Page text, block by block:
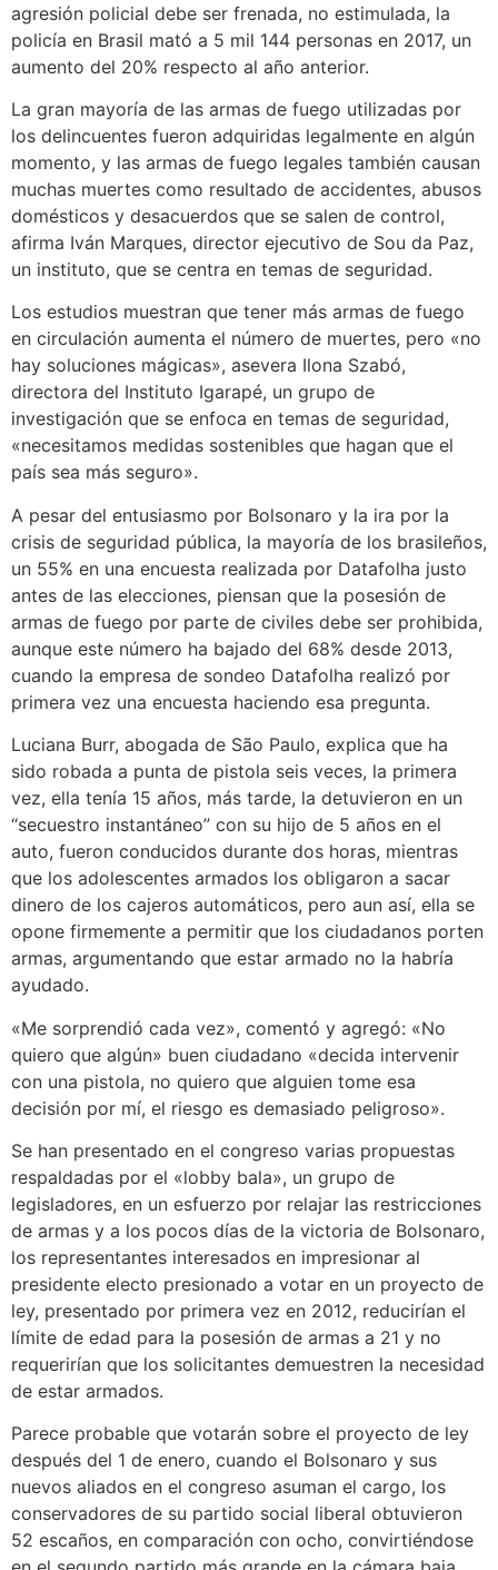
agresión policial debe ser frenada, no estimulada, la
policía en Brasil mató a 5 mil 144 personas en 2017, un
aumento del 20% respecto al año anterior.
La gran mayoría de las armas de fuego utilizadas por
los delincuentes fueron adquiridas legalmente en algún
momento, y las armas de fuego legales también causan
muchas muertes como resultado de accidentes, abusos
domésticos y desacuerdos que se salen de control,
afirma Iván Marques, director ejecutivo de Sou da Paz,
un instituto, que se centra en temas de seguridad.
Los estudios muestran que tener más armas de fuego
en circulación aumenta el número de muertes, pero «no
hay soluciones mágicas», asevera Ilona Szabó,
directora del Instituto Igarapé, un grupo de
investigación que se enfoca en temas de seguridad,
«necesitamos medidas sostenibles que hagan que el
país sea más seguro».
A pesar del entusiasmo por Bolsonaro y la ira por la
crisis de seguridad pública, la mayoría de los brasileños,
un 55% en una encuesta realizada por Datafolha justo
antes de las elecciones, piensan que la posesión de
armas de fuego por parte de civiles debe ser prohibida,
aunque este número ha bajado del 68% desde 2013,
cuando la empresa de sondeo Datafolha realizó por
primera vez una encuesta haciendo esa pregunta.
Luciana Burr, abogada de São Paulo, explica que ha
sido robada a punta de pistola seis veces, la primera
vez, ella tenía 15 años, más tarde, la detuvieron en un
“secuestro instantáneo” con su hijo de 5 años en el
auto, fueron conducidos durante dos horas, mientras
que los adolescentes armados los obligaron a sacar
dinero de los cajeros automáticos, pero aun así, ella se
opone firmemente a permitir que los ciudadanos porten
armas, argumentando que estar armado no la habría
ayudado.
«Me sorprendió cada vez», comentó y agregó: «No
quiero que algún» buen ciudadano «decida intervenir
con una pistola, no quiero que alguien tome esa
decisión por mí, el riesgo es demasiado peligroso».
Se han presentado en el congreso varias propuestas
respaldadas por el «lobby bala», un grupo de
legisladores, en un esfuerzo por relajar las restricciones
de armas y a los pocos días de la victoria de Bolsonaro,
los representantes interesados ​​en impresionar al
presidente electo presionado a votar en un proyecto de
ley, presentado por primera vez en 2012, reducirían el
límite de edad para la posesión de armas a 21 y no
requerirían que los solicitantes demuestren la necesidad
de estar armados.
Parece probable que votarán sobre el proyecto de ley
después del 1 de enero, cuando el Bolsonaro y sus
nuevos aliados en el congreso asuman el cargo, los
conservadores de su partido social liberal obtuvieron
52 escaños, en comparación con ocho, convirtiéndose